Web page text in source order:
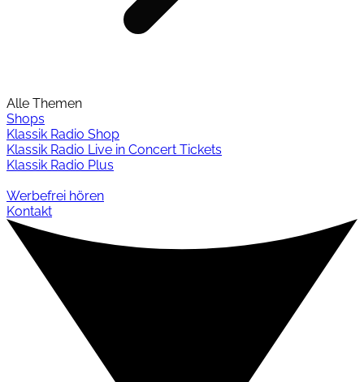
Alle Themen
Shops
Klassik Radio Shop
Klassik Radio Live in Concert Tickets
Klassik Radio Plus
Werbefrei hören
Kontakt